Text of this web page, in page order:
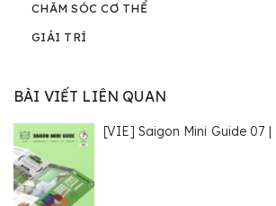
CHĂM SÓC CƠ THỂ
GIẢI TRÍ
BÀI VIẾT LIÊN QUAN
[VIE] Saigon Mini Guide 07 |